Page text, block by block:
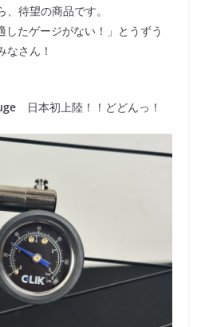
待望の商品です。
したゲージがない！」とうずう
なさん！
日本初上陸！！どどんっ！